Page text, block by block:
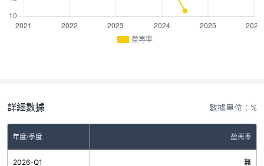
盈再率
詳細數據 數據單位：%
年度/季度 盈再率
2026-Q1 無